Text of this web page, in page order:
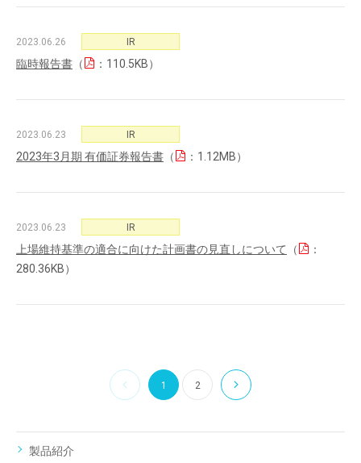
2023.06.26 IR
臨時報告書 （ ：110.5KB）
2023.06.23 IR
2023年3月期 有価証券報告書 （ ：1.12MB）
2023.06.23 IR
上場維持基準の適合に向けた計画書の見直しについて （
：
280.36KB）
1 2
製品紹介